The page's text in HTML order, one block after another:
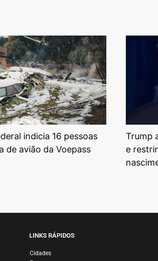
indicia 16 pessoas
de avião da Voepass
Trump
e
LINKS RÁPIDOS
Cidades